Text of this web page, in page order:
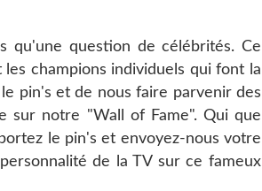
qu'une question de célébrités. Ce
champions individuels qui font la
pin's et de nous faire parvenir des
sur notre "Wall of Fame". Qui que
le pin's et envoyez-nous votre
de la TV sur ce fameux